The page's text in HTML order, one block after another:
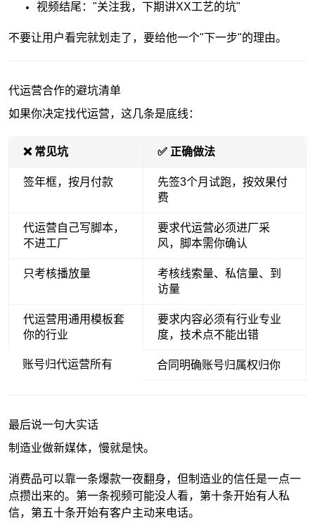
视频结尾："关注我，下期讲XX工艺的坑"
不要让用户看完就划走了，要给他一个"下一步"的理由。
代运营合作的避坑清单
如果你决定找代运营，这几条是底线：
❌ 常见坑 ✅ 正确做法
签年框，按月付款
先签3个月试跑，按效果付
费
代运营自己写脚本，
不进工厂
要求代运营必须进厂采
风，脚本需你确认
只考核播放量
考核线索量、私信量、到
访量
代运营用通用模板套
你的行业
要求内容必须有行业专业
度，技术点不能出错
账号归代运营所有 合同明确账号归属权归你
最后说一句大实话
制造业做新媒体，慢就是快。
消费品可以靠一条爆款一夜翻身，但制造业的信任是一点一
点攒出来的。第一条视频可能没人看，第十条开始有人私
信，第五十条开始有客户主动来电话。